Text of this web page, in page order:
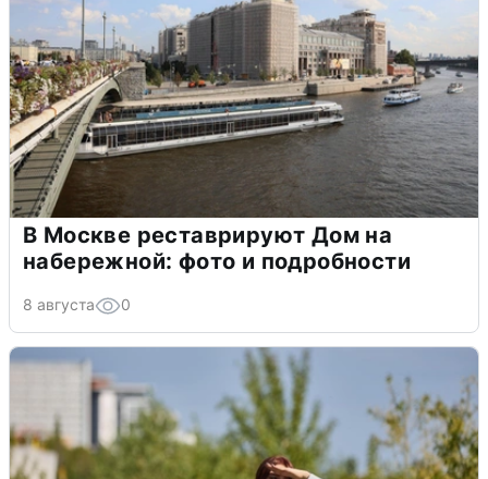
В Москве реставрируют Дом на
набережной: фото и подробности
8 августа 0